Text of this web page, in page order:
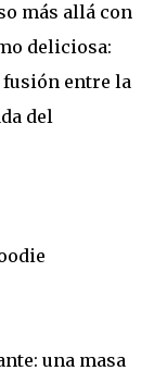
más allá con
deliciosa:
entre la
del
una masa